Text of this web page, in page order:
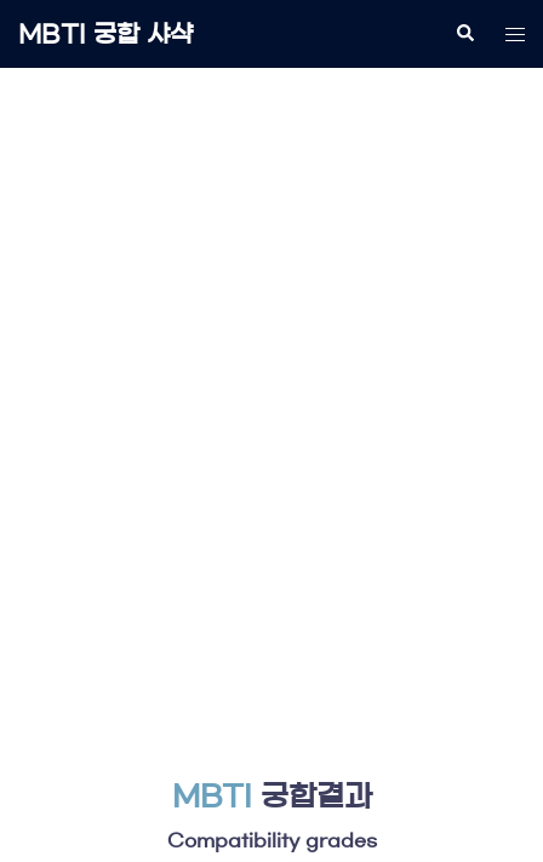
to
MBTI 궁합 샤샥 Search
MBTI 궁합결과
Compatibility grades